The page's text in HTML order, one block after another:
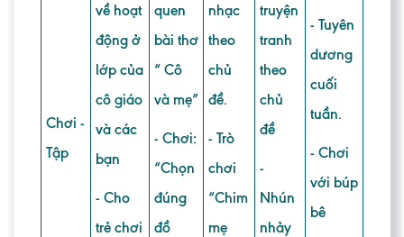
Chơi -
Tập
về hoạt
động ở
lớp của
cô giáo
và các
bạn
- Cho
trẻ chơi
quen
bài thơ
“ Cô
và mẹ”
- Chơi:
“Chọn
đúng
đồ
nhạc
theo
chủ
đề.
- Trò
chơi
“Chim
mẹ
truyện
tranh
theo
chủ
đề
-
Nhún
nhảy
- Tuyên
dương
cuối
tuần.
- Chơi
với búp
bê